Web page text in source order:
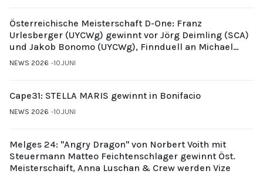
Österreichische Meisterschaft D-One: Franz
Urlesberger (UYCWg) gewinnt vor Jörg Deimling (SCA)
und Jakob Bonomo (UYCWg), Finnduell an Michael
Gubi (UYCMo)
NEWS 2026 10.JUNI
Cape31: STELLA MARIS gewinnt in Bonifacio
NEWS 2026 10.JUNI
Melges 24: "Angry Dragon" von Norbert Voith mit
Steuermann Matteo Feichtenschlager gewinnt Öst.
Meisterschaift, Anna Luschan & Crew werden Vize